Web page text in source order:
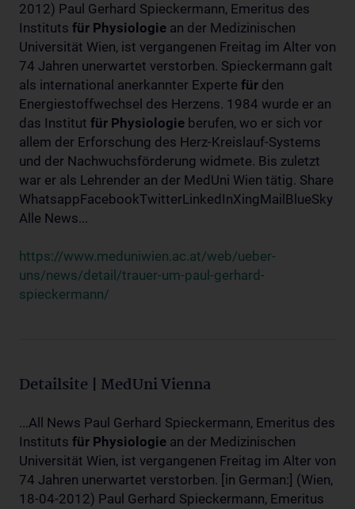
2012) Paul Gerhard Spieckermann, Emeritus des
Instituts für Physiologie an der Medizinischen
Universität Wien, ist vergangenen Freitag im Alter von
74 Jahren unerwartet verstorben. Spieckermann galt
als international anerkannter Experte für den
Energiestoffwechsel des Herzens. 1984 wurde er an
das Institut für Physiologie berufen, wo er sich vor
allem der Erforschung des Herz-Kreislauf-Systems
und der Nachwuchsförderung widmete. Bis zuletzt
war er als Lehrender an der MedUni Wien tätig. Share
WhatsappFacebookTwitterLinkedInXingMailBlueSky
Alle News...
https://www.meduniwien.ac.at/web/ueber-
uns/news/detail/trauer-um-paul-gerhard-
spieckermann/
Detailsite | MedUni Vienna
...All News Paul Gerhard Spieckermann, Emeritus des
Instituts für Physiologie an der Medizinischen
Universität Wien, ist vergangenen Freitag im Alter von
74 Jahren unerwartet verstorben. [in German:] (Wien,
18-04-2012) Paul Gerhard Spieckermann, Emeritus